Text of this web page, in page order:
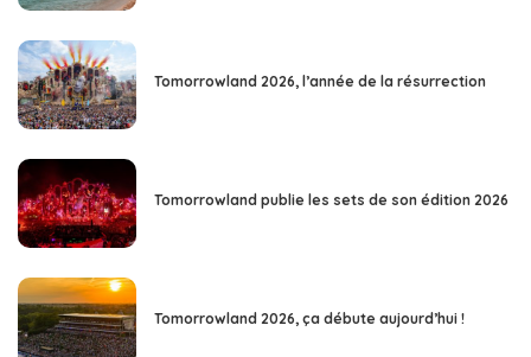
Tomorrowland 2026, l’année de la résurrection
Tomorrowland publie les sets de son édition 2026
Tomorrowland 2026, ça débute aujourd’hui !